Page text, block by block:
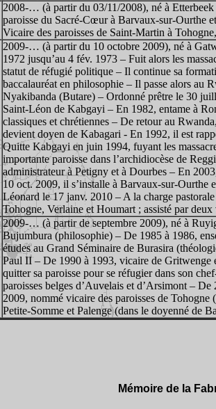
2008-… (à partir du 03/11/2008), né à
paroisse du Sacré-Cœur à Barvaux-sur-Ourthe
Vicaire des paroisses de Saint-Martin à
2009-… (à partir du 10 octobre 2009), né à
1972 jusqu’au 4 fév. 1973 – Fuit alors les
statut de réfugié politique – Il continue sa
baccalauréat en philosophie – Il passe alors au
Nyakibanda (Butare) – Ordonné prêtre le 30
Saint-Léon de Kabgayi – En 1982, entame à
classiques et chrétiennes – De retour au
devient doyen de Kabagari - En 1992, il est
Quitte Kabgayi en juin 1994, fuyant les
importante paroisse dans l’archidiocèse de
administrateur à Petigny et à Dourbes – En
10 oct. 2009, il s’installe à Barvaux-sur-
Léonard le 17 janv. 2010 – A la charge
Tohogne, Verlaine et Houmart ; assisté par
2009-… (à partir de septembre 2009), né à
Bujumbura (philosophie) – De 1985 à 1986,
études au Grand Séminaire de Burasira
Paul II – De 1990 à 1993, vicaire de Gritwenge
quitter sa paroisse pour se réfugier dans son
paroisses belges d’Auvelais et d’Arsimont –
2009, nommé vicaire des paroisses de
Petite-Somme et Palenge (dans le doyenné de
Mémoire de la